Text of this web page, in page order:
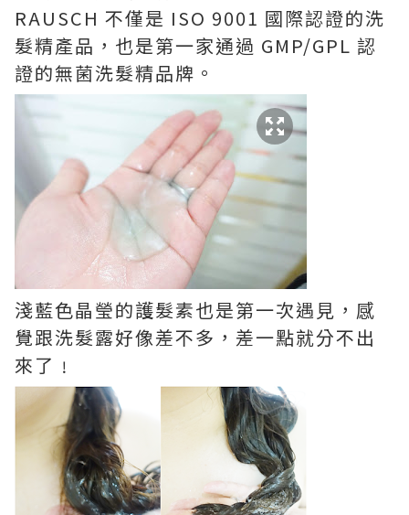
RAUSCH 不僅是 ISO 9001 國際認證的洗
髮精產品，也是第一家通過 GMP/GPL 認
證的無菌洗髮精品牌。
淺藍色晶瑩的護髮素也是第一次遇見，感
覺跟洗髮露好像差不多，差一點就分不出
來了﹗